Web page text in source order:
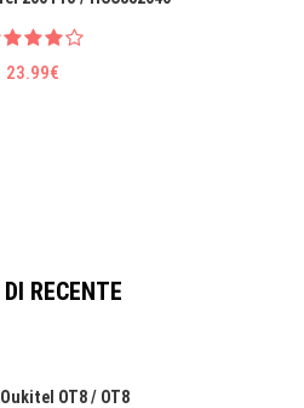
23.99€
RECENTE
OT8 / OT8